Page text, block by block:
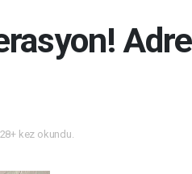
kez okundu.